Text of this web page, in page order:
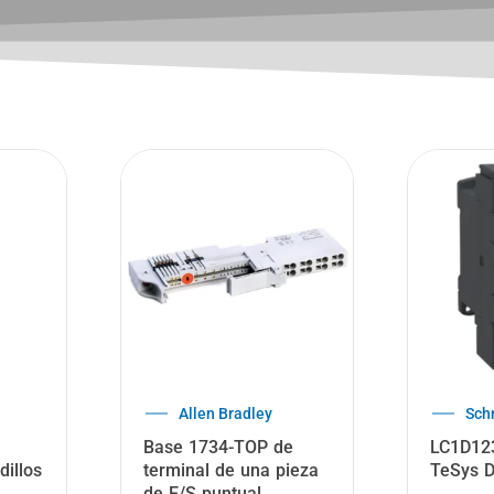
Relé de monitoreo
trifásico CM-PFS.S –
ABB Disparador de
cierre YC-MC-MBC